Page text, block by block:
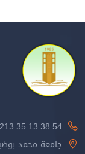
213.35.13.38.54+
جامعة محمد